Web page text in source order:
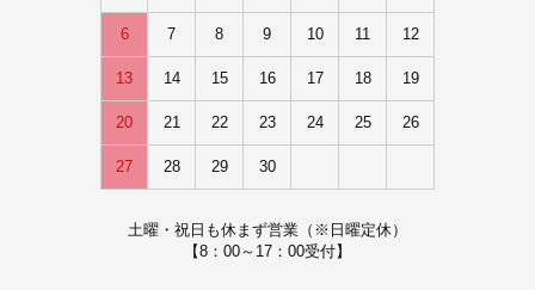
6 7 8 9 10 11 12
13 14 15 16 17 18 19
20 21 22 23 24 25 26
27 28 29 30
土曜・祝日も休まず営業（※日曜定休）
【8：00～17：00受付】